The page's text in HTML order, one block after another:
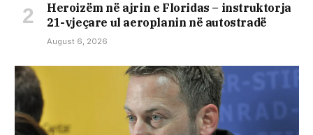
Heroizëm në ajrin e Floridas – instruktorja
21-vjeçare ul aeroplanin në autostradë
August 6, 2026